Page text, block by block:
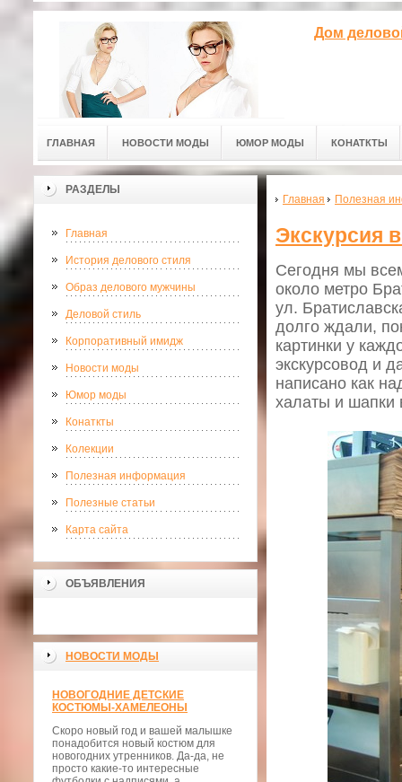
Дом
ГЛАВНАЯ НОВОСТИ МОДЫ ЮМОР МОДЫ КОНАТКТЫ
РАЗДЕЛЫ
Главная
История делового стиля
Образ делового мужчины
Деловой стиль
Корпоративный имидж
Новости моды
Юмор моды
Конаткты
Колекции
Полезная информация
Полезные статьи
Карта сайта
ОБЪЯВЛЕНИЯ
НОВОСТИ МОДЫ
НОВОГОДНИЕ ДЕТСКИЕ
КОСТЮМЫ-ХАМЕЛЕОНЫ
Скоро новый год и вашей малышке
понадобится новый костюм для
новогодних утренников. Да-да, не
просто какие-то интересные
Главная Полезная
Экскурсия
Сегодня мы
около метро
ул.
долго ждали,
картинки у
экскурсовод и
написано как
халаты и шапки